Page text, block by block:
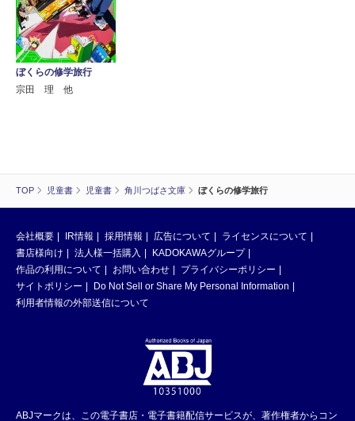
TOP 児童書 児童書 角川つばさ文庫 ぼくらの修学旅行
ぼくらの修学旅行
宗田 理 他
会社概要 IR情報 採用情報 広告について
ライセンスについて
書店様向け
法人様一括購入
KADOKAWAグループ
作品の利用について
お問い合わせ
プライバシーポリシー
サイトポリシー
Do Not Sell or Share My Personal Information
利用者情報の外部送信について
ABJマークは、この電子書店・電子書籍配信サービスが、著作権者からコン